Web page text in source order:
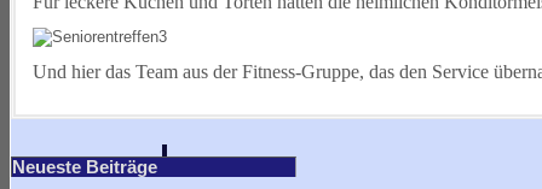
Und hier das Team aus der Fitness-Gruppe, das den Service
Neueste Beiträge